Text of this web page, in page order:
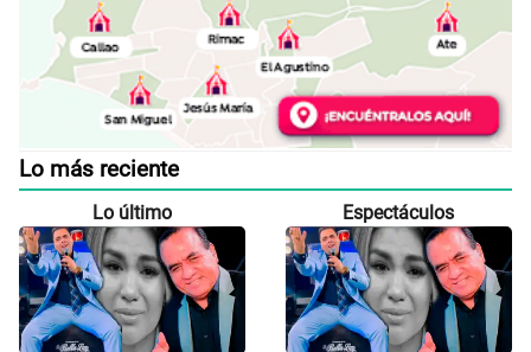
Lo más reciente
Lo último Espectáculos